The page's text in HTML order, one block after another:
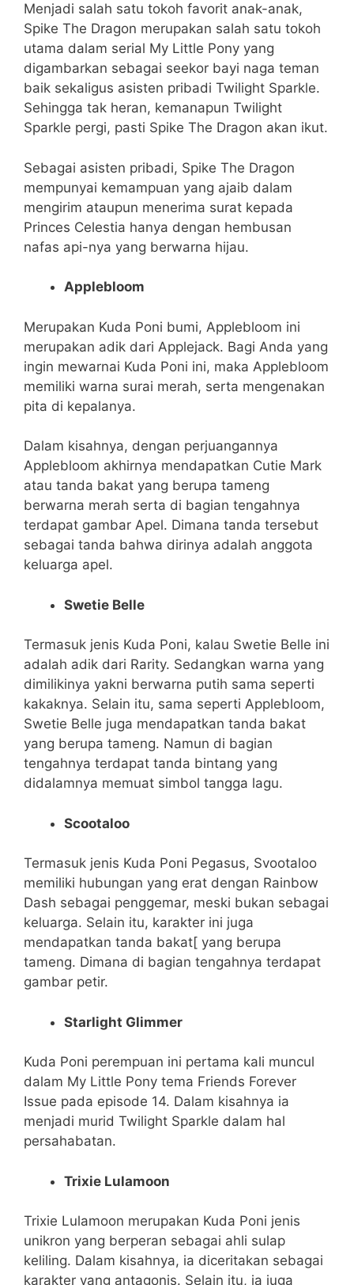
Menjadi salah satu tokoh favorit anak-anak,
Spike The Dragon merupakan salah satu tokoh
utama dalam serial My Little Pony yang
digambarkan sebagai seekor bayi naga teman
baik sekaligus asisten pribadi Twilight Sparkle.
Sehingga tak heran, kemanapun Twilight
Sparkle pergi, pasti Spike The Dragon akan ikut.
Sebagai asisten pribadi, Spike The Dragon
mempunyai kemampuan yang ajaib dalam
mengirim ataupun menerima surat kepada
Princes Celestia hanya dengan hembusan
nafas api-nya yang berwarna hijau.
Applebloom
Merupakan Kuda Poni bumi, Applebloom ini
merupakan adik dari Applejack. Bagi Anda yang
ingin mewarnai Kuda Poni ini, maka Applebloom
memiliki warna surai merah, serta mengenakan
pita di kepalanya.
Dalam kisahnya, dengan perjuangannya
Applebloom akhirnya mendapatkan Cutie Mark
atau tanda bakat yang berupa tameng
berwarna merah serta di bagian tengahnya
terdapat gambar Apel. Dimana tanda tersebut
sebagai tanda bahwa dirinya adalah anggota
keluarga apel.
Swetie Belle
Termasuk jenis Kuda Poni, kalau Swetie Belle ini
adalah adik dari Rarity. Sedangkan warna yang
dimilikinya yakni berwarna putih sama seperti
kakaknya. Selain itu, sama seperti Applebloom,
Swetie Belle juga mendapatkan tanda bakat
yang berupa tameng. Namun di bagian
tengahnya terdapat tanda bintang yang
didalamnya memuat simbol tangga lagu.
Scootaloo
Termasuk jenis Kuda Poni Pegasus, Svootaloo
memiliki hubungan yang erat dengan Rainbow
Dash sebagai penggemar, meski bukan sebagai
keluarga. Selain itu, karakter ini juga
mendapatkan tanda bakat[ yang berupa
tameng. Dimana di bagian tengahnya terdapat
gambar petir.
Starlight Glimmer
Kuda Poni perempuan ini pertama kali muncul
dalam My Little Pony tema Friends Forever
Issue pada episode 14. Dalam kisahnya ia
menjadi murid Twilight Sparkle dalam hal
persahabatan.
Trixie Lulamoon
Trixie Lulamoon merupakan Kuda Poni jenis
unikron yang berperan sebagai ahli sulap
keliling. Dalam kisahnya, ia diceritakan sebagai
karakter yang antagonis. Selain itu, ia juga